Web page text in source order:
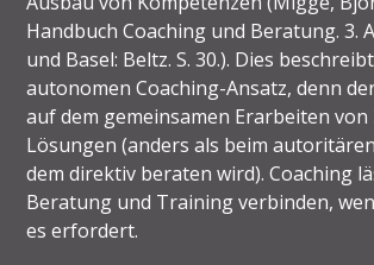
Handbuch Coaching und Beratung. 3.
und Basel: Beltz. S. 30.). Dies
autonomen Coaching-Ansatz, denn
auf dem gemeinsamen Erarbeiten von
Lösungen (anders als beim
dem direktiv beraten wird). Coaching
Beratung und Training verbinden,
es erfordert.